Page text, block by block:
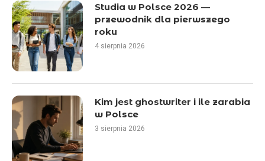
Studia w Polsce 2026 —
przewodnik dla pierwszego
roku
4 sierpnia 2026
Kim jest ghostwriter i ile zarabia
w Polsce
3 sierpnia 2026